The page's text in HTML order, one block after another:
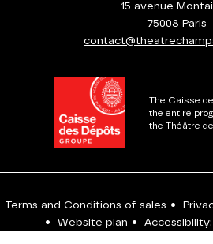
15 avenue
75008 Paris
The Caisse
the entire
the Théâtre
Terms and Conditions of sales •
•
Website plan •